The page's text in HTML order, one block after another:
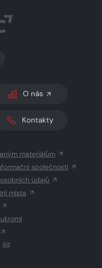
SVĚTLÝ/TMAVÝ REŽIM
O nás
Kontakty
materiálům
společnosti
údajů
místa